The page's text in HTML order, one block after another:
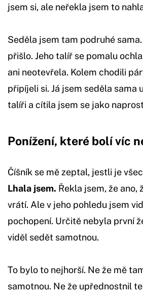
jsem si, ale neřekla jsem to
Seděla jsem tam podruhé
přišlo. Jeho talíř se pomalu
ani neotevřela. Kolem chodili
připíjeli si. Já jsem seděla sama
talíři a cítila jsem se jako
Ponížení, které bolí víc
Číšník se mě zeptal, jestli je
Lhala jsem. Řekla jsem, že ano,
vrátí. Ale v jeho pohledu jsem
pochopení. Určitě nebyla první
viděl sedět samotnou.
To bylo to nejhorší. Ne že mě
samotnou. Ne že upřednostnil